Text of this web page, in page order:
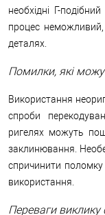
необхідні Г-
процес
деталях.
Помилки, які
Використання
спроби
ригелях можуть
заклинювання.
спричинити
використання.
Переваги виклику